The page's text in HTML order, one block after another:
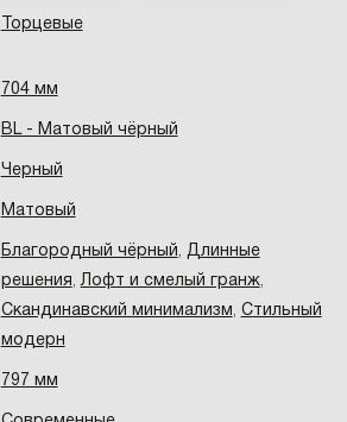
Торцевые
704 мм
BL - Матовый чёрный
Черный
Матовый
Благородный чёрный, Длинные
решения,Лофт и смелый гранж,
Скандинавский минимализм, Стильный
модерн
797 мм